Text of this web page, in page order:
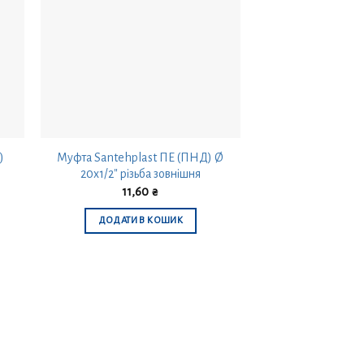
Муфта Santehplast ПЕ (ПНД) Ø
20х1/2″ різьба зовнішня
11,60 ₴
ДОДАТИ В КОШИК